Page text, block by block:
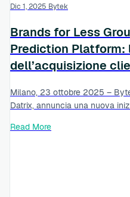
Dic 1, 2025 Bytek
Brands for Less
Prediction Platform:
dell’acquisizione
Milano, 23 ottobre 2025 –
Datrix, annuncia una nuova
Read More